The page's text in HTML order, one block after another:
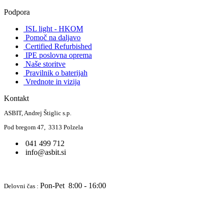
Podpora
ISL light - HKOM
Pomoč na daljavo
Certified Refurbished
IPE poslovna oprema
Naše storitve
Pravilnik o baterijah
Vrednote in vizija
Kontakt
ASBIT, Andrej Štiglic s.p.
Pod bregom 47, 3313 Polzela
041 499 712
info@asbit.si
Delovni čas : Pon-Pet 8:00 - 16:00